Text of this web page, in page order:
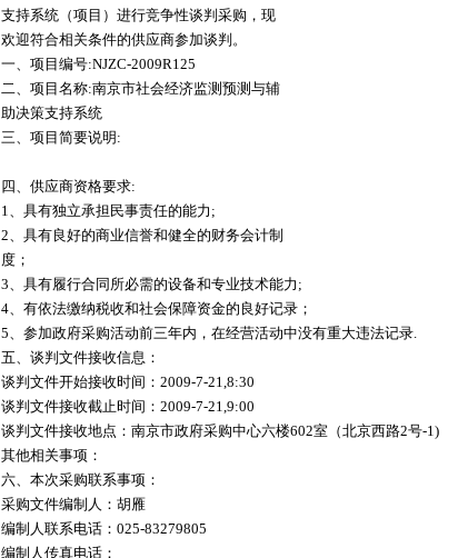
支持系统（项目）进行竞争性谈判采购，现
欢迎符合相关条件的供应商参加谈判。
一、项目编号:NJZC-2009R125
二、项目名称:南京市社会经济监测预测与辅
助决策支持系统
三、项目简要说明:
四、供应商资格要求:
1、具有独立承担民事责任的能力;
2、具有良好的商业信誉和健全的财务会计制
度；
3、具有履行合同所必需的设备和专业技术能力;
4、有依法缴纳税收和社会保障资金的良好记录；
5、参加政府采购活动前三年内，在经营活动中没有重大违法记录.
五、谈判文件接收信息：
谈判文件开始接收时间：2009-7-21,8:30
谈判文件接收截止时间：2009-7-21,9:00
谈判文件接收地点：南京市政府采购中心六楼602室（北京西路2号-1)
其他相关事项：
六、本次采购联系事项：
采购文件编制人：胡雁
编制人联系电话：025-83279805
编制人传真电话：